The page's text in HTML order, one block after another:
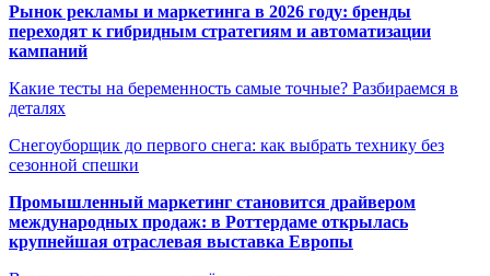
Рынок рекламы и маркетинга в 2026 году: бренды
переходят к гибридным стратегиям и автоматизации
кампаний
Какие тесты на беременность самые точные? Разбираемся в
деталях
Снегоуборщик до первого снега: как выбрать технику без
сезонной спешки
Промышленный маркетинг становится драйвером
международных продаж: в Роттердаме открылась
крупнейшая отраслевая выставка Европы